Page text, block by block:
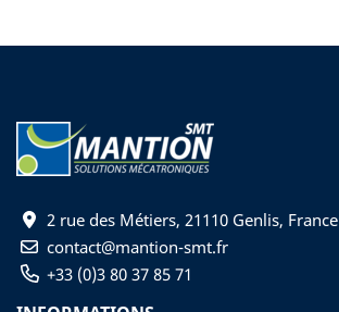
2 rue des Métiers, 21110 Genlis, France
contact@mantion-smt.fr
+33 (0)3 80 37 85 71